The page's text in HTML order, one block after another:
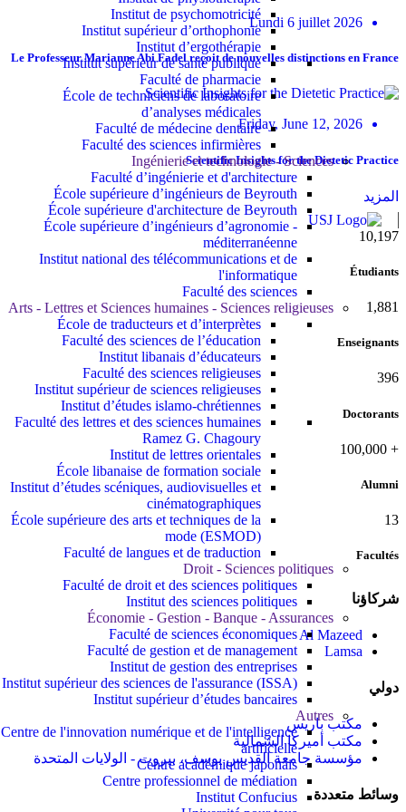
Institut de psychomotricité
Institut supérieur d’orthophonie
Institut d’ergothérapie
Institut supérieur de santé publique
Faculté de pharmacie
École de techniciens de laboratoire
d’analyses médicales
Faculté de médecine dentaire
Faculté des sciences infirmières
Ingénierie et technologie - Sciences
Faculté d’ingénierie et d'architecture
École supérieure d’ingénieurs de Beyrouth
École supérieure d'architecture de Beyrouth
École supérieure d’ingénieurs d’agronomie -
méditerranéenne
Institut national des télécommunications et de
l'informatique
Faculté des sciences
Arts - Lettres et Sciences humaines - Sciences religieuses
École de traducteurs et d’interprètes
Faculté des sciences de l’éducation
Institut libanais d’éducateurs
Faculté des sciences religieuses
Institut supérieur de sciences religieuses
Institut d’études islamo-chrétiennes
Faculté des lettres et des sciences humaines
Ramez G. Chagoury
Institut de lettres orientales
École libanaise de formation sociale
Institut d’études scéniques, audiovisuelles et
cinématographiques
École supérieure des arts et techniques de la
mode (ESMOD)
Faculté de langues et de traduction
Droit - Sciences politiques
Faculté de droit et des sciences politiques
Institut des sciences politiques
Économie - Gestion - Banque - Assurances
Faculté de sciences économiques
Faculté de gestion et de management
Institut de gestion des entreprises
Institut supérieur des sciences de l'assurance (ISSA)
Institut supérieur d’études bancaires
Autres
Centre de l'innovation numérique et de l'intelligence
artificielle
Centre académique japonais
Centre professionnel de médiation
Institut Confucius
Lundi 6 juillet 2026
Le Professeur Marianne Abi Fadel reçoit de nouvelles distinctions en France
Friday, June 12, 2026
Scientific Insights for the Dietetic Practice
المزيد
10,815
Étudiants
1,995
Enseignants
420
Doctorants
+
100,000
Alumni
13
Facultés
شركاؤنا
Al Mazeed
Lamsa
دولي
مكتب باريس
مكتب أميركا الشمالية
مؤسسة جامعة القديس يوسف، بيروت - الولايات المتحدة
وسائط متعددة